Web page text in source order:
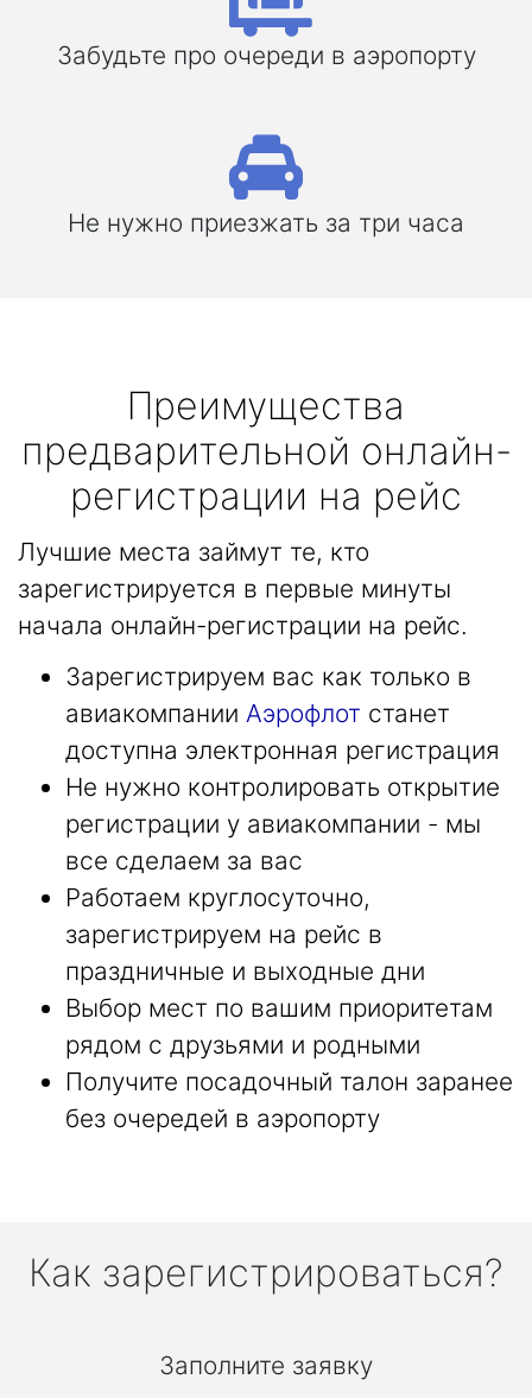
Забудьте про очереди в аэропорту
Не нужно приезжать за три часа
Преимущества
предварительной онлайн-
регистрации на рейс
Лучшие места займут те, кто
зарегистрируется в первые минуты
начала онлайн-регистрации на рейс.
Зарегистрируем вас как только в
авиакомпании Аэрофлот станет
доступна электронная регистрация
Не нужно контролировать открытие
регистрации у авиакомпании - мы
все сделаем за вас
Работаем круглосуточно,
зарегистрируем на рейс в
праздничные и выходные дни
Выбор мест по вашим приоритетам
рядом с друзьями и родными
Получите посадочный талон заранее
без очередей в аэропорту
Как зарегистрироваться?
Заполните заявку